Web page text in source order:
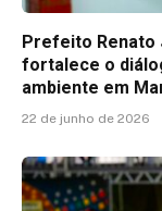
Prefeito Renato
fortalece o
ambiente em
22 de junho de 2026